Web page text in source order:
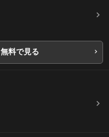
無料で見る